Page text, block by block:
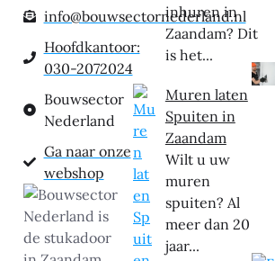
info@bouwsectornederland.nl
Hoofdkantoor:
030-2072024
Bouwsector
Nederland
Ga naar onze
webshop
inhuren in
Zaandam? Dit
is het...
Muren laten
Spuiten in
Zaandam
Wilt u uw
muren
spuiten? Al
meer dan 20
jaar...